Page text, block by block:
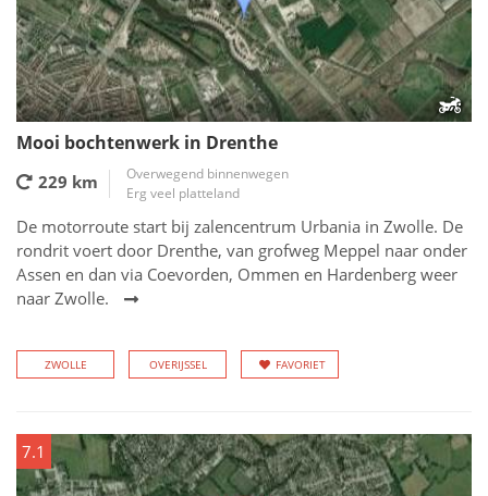
Mooi bochtenwerk in Drenthe
229 km
Overwegend binnenwegen
Erg veel platteland
De motorroute start bij zalencentrum Urbania in Zwolle. De
rondrit voert door Drenthe, van grofweg Meppel naar onder
Assen en dan via Coevorden, Ommen en Hardenberg weer
naar Zwolle.
ZWOLLE OVERIJSSEL FAVORIET
7.1